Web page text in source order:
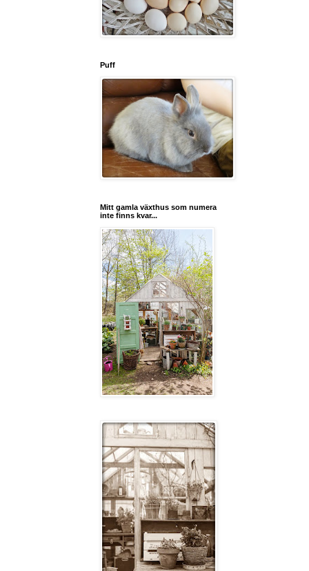
Puff
Mitt gamla växthus som numera
inte finns kvar...